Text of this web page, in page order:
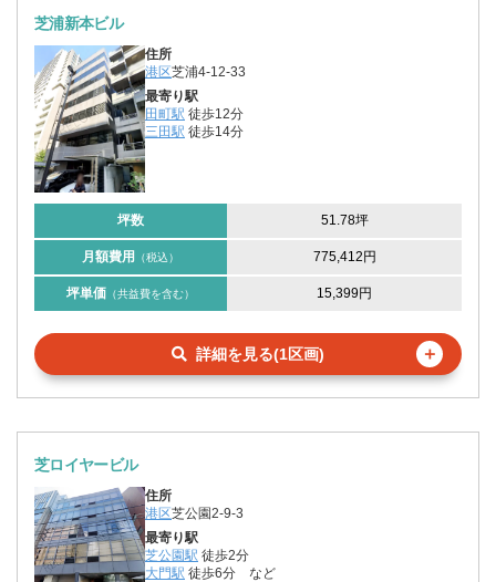
芝浦新本ビル
住所
港区芝浦4-12-33
最寄り駅
田町駅 徒歩12分
三田駅 徒歩14分
坪数 51.78坪
月額費用 （税込） 775,412円
坪単価 （共益費を含む） 15,399円
詳細を見る(1区画) ＋
芝ロイヤービル
住所
港区芝公園2-9-3
最寄り駅
芝公園駅 徒歩2分
大門駅 徒歩6分 など